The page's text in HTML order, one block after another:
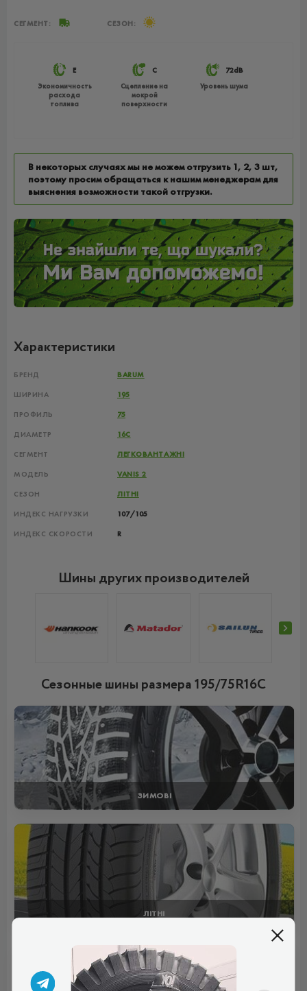
E
Экономичность
расхода
топлива
C
Сцепление на
мокрой
поверхности
72dB
Уровень шума
СЕГМЕНТ: СЕЗОН:
В некоторых случаях мы не можем отгрузить 1, 2, 3 шт,
поэтому просим обращаться к нашим менеджерам для
выяснения возможности такой отгрузки.
Характеристики
БРЕНД BARUM
ШИРИНА 195
ПРОФИЛЬ 75
ДИАМЕТР 16C
СЕГМЕНТ ЛЕГКОВАНТАЖНІ
МОДЕЛЬ VANIS 2
СЕЗОН ЛІТНІ
ИНДЕКС НАГРУЗКИ 107/105
ИНДЕКС СКОРОСТИ R
Шины других производителей
Сезонные шины размера 195/75R16C
ЗИМОВІ
ЛІТНІ